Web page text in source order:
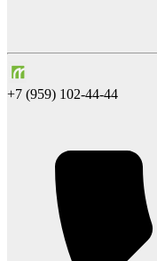
+7 (959) 102-44-44